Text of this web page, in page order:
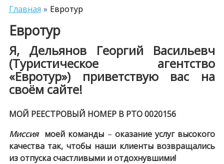
Главная Евротур
Евротур
Я, Дельянов Георгий Васильевч
(Туристическое агентство
«Евротур») приветствую вас на
своём сайте!
МОЙ РЕЕСТРОВЫЙ НОМЕР В РТО 0020156
Миссиямоей команды – оказание услуг высокого
качества так, чтобы наши клиенты возвращались
из отпуска счастливыми и отдохнувшими!